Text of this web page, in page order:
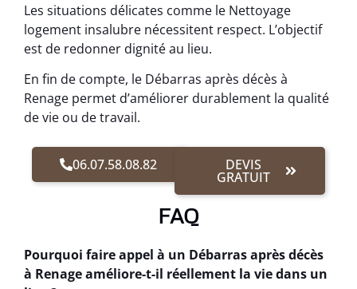
Les situations délicates comme le Nettoyage
logement insalubre nécessitent respect. L’objectif
est de redonner dignité au lieu.
En fin de compte, le Débarras après décès à
Renage permet d’améliorer durablement la qualité
de vie ou de travail.
06.07.58.08.82 DEVIS
GRATUIT
FAQ
Pourquoi faire appel à un Débarras après décès
à Renage améliore-t-il réellement la vie dans un